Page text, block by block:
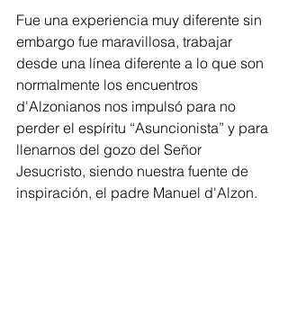
Fue una experiencia muy diferente sin
embargo fue maravillosa, trabajar
desde una línea diferente a lo que son
normalmente los encuentros
d'Alzonianos nos impulsó para no
perder el espíritu “Asuncionista” y para
llenarnos del gozo del Señor
Jesucristo, siendo nuestra fuente de
inspiración, el padre Manuel d'Alzon.